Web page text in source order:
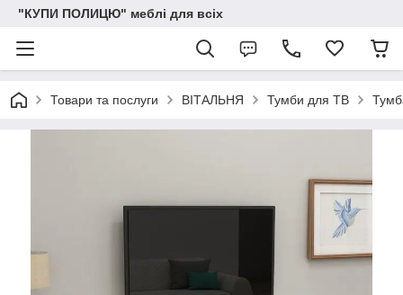
"КУПИ ПОЛИЦЮ" меблі для всіх
Товари та послуги ВІТАЛЬНЯ Тумби для ТВ